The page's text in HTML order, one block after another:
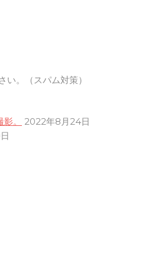
。（スパム対策）
。
2022年8月24日